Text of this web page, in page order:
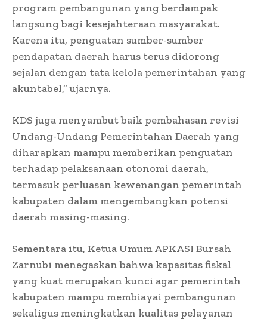
program pembangunan yang berdampak
langsung bagi kesejahteraan masyarakat.
Karena itu, penguatan sumber-sumber
pendapatan daerah harus terus didorong
sejalan dengan tata kelola pemerintahan yang
akuntabel,” ujarnya.
KDS juga menyambut baik pembahasan revisi
Undang-Undang Pemerintahan Daerah yang
diharapkan mampu memberikan penguatan
terhadap pelaksanaan otonomi daerah,
termasuk perluasan kewenangan pemerintah
kabupaten dalam mengembangkan potensi
daerah masing-masing.
Sementara itu, Ketua Umum APKASI Bursah
Zarnubi menegaskan bahwa kapasitas fiskal
yang kuat merupakan kunci agar pemerintah
kabupaten mampu membiayai pembangunan
sekaligus meningkatkan kualitas pelayanan